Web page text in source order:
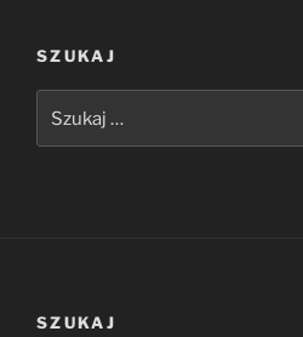
SZUKAJ
SZUKAJ